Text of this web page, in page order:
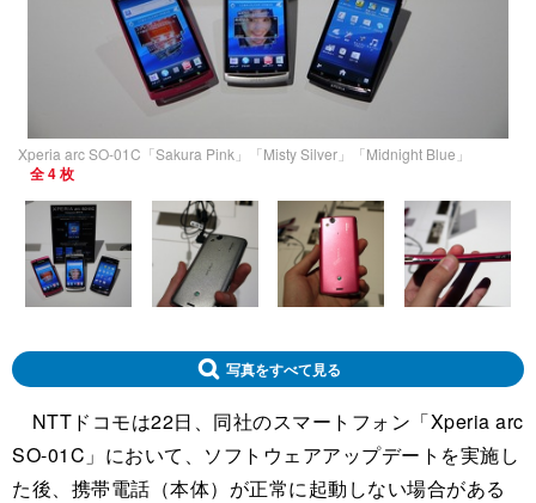
Xperia arc SO-01C「Sakura Pink」「Misty Silver」「Midnight Blue」
全 4 枚
写真をすべて見る
NTTドコモは22日、同社のスマートフォン「Xperia arc
SO-01C」において、ソフトウェアアップデートを実施し
た後、携帯電話（本体）が正常に起動しない場合がある